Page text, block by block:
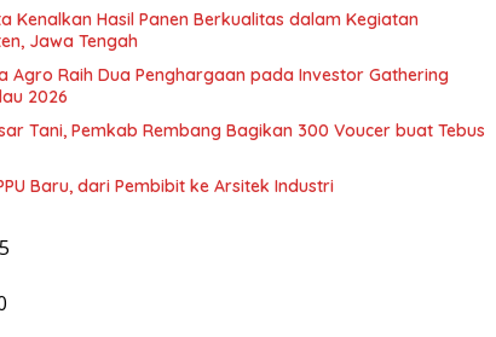
Kenalkan Hasil Panen Berkualitas dalam Kegiatan
Jawa Tengah
Agro Raih Dua Penghargaan pada Investor Gathering
2026
Tani, Pemkab Rembang Bagikan 300 Voucer buat Tebus
Baru, dari Pembibit ke Arsitek Industri